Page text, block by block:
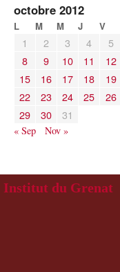
octobre 2012
L M M J V
1 2 3 4 5
8
9 10 11 12
15
16 17 18 19
22
23 24 25 26
29
30 31
« Sep Nov »
Institut du Grenat